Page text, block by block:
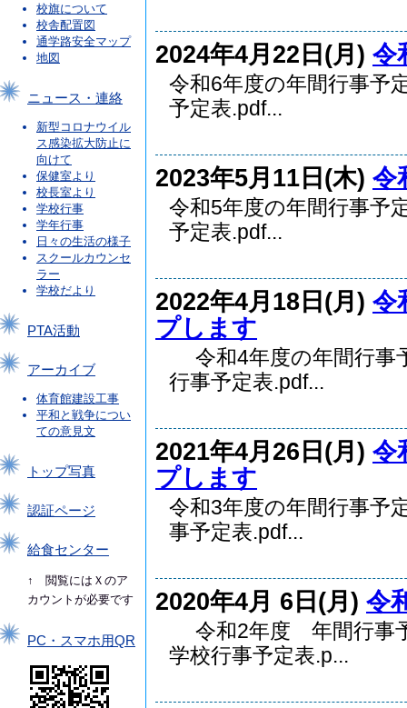
校旗について
校舎配置図
通学路安全マップ
地図
ニュース・連絡
新型コロナウイル
ス感染拡大防止に
向けて
保健室より
校長室より
学校行事
学年行事
日々の生活の様子
スクールカウンセ
ラー
学校だより
PTA活動
アーカイブ
体育館建設工事
平和と戦争につい
ての意見文
トップ写真
認証ページ
給食センター
↑ 閲覧にはＸのア
カウントが必要です
PC・スマホ用QR
2024年4月22日(月) 令
令和6年度の年間行事
予定表.pdf...
2023年5月11日(木) 令
令和5年度の年間行事
予定表.pdf...
2022年4月18日(月) 令
プします
令和4年度の年間行
行事予定表.pdf...
2021年4月26日(月) 令
プします
令和3年度の年間行事
事予定表.pdf...
2020年4月 6日(月) 令
令和2年度 年間行事
学校行事予定表.p...